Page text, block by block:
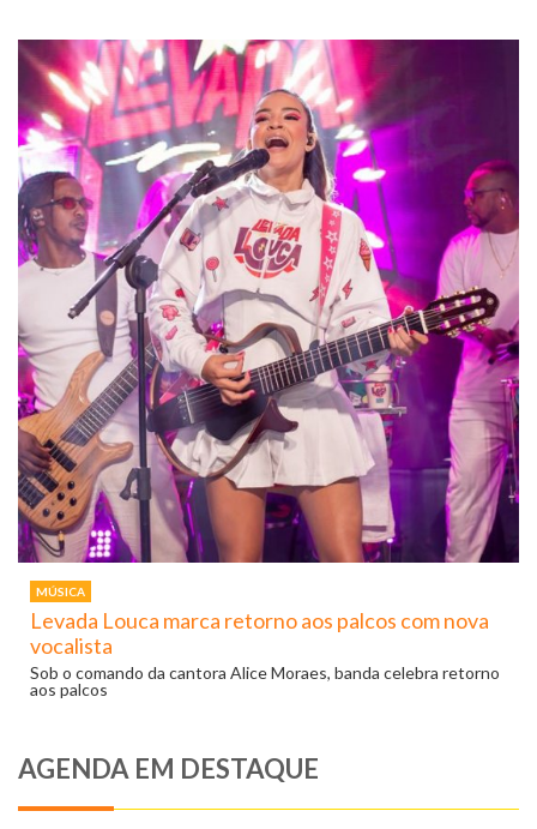
MÚSICA
Levada Louca marca retorno aos palcos com nova
vocalista
Sob o comando da cantora Alice Moraes, banda celebra retorno
aos palcos
AGENDA EM DESTAQUE